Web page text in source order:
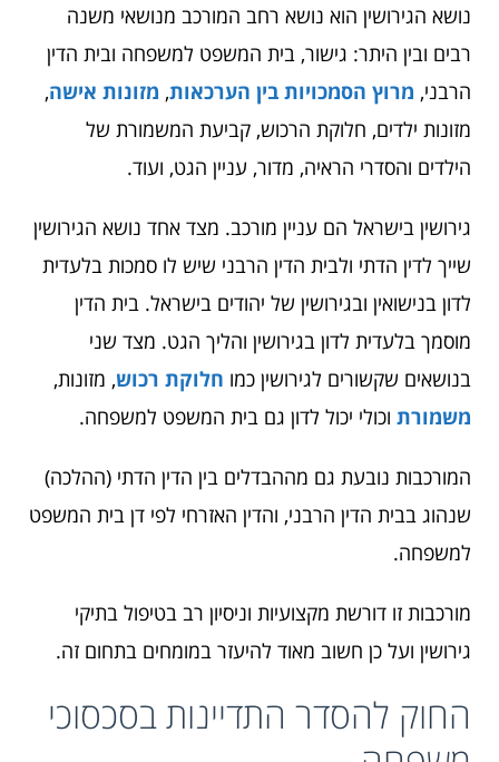
נושא הגירושין הוא נושא רחב המורכב מנושאי משנה
רבים ובין היתר: גישור, בית המשפט למשפחה ובית הדין
הרבני, מרוץ הסמכויות בין הערכאות, מזונות אישה,
מזונות ילדים, חלוקת הרכוש, קביעת המשמורת של
הילדים והסדרי הראיה, מדור, עניין הגט, ועוד.
גירושין בישראל הם עניין מורכב. מצד אחד נושא הגירושין
שייך לדין הדתי ולבית הדין הרבני שיש לו סמכות בלעדית
לדון בנישואין ובגירושין של יהודים בישראל. בית הדין
מוסמך בלעדית לדון בגירושין והליך הגט. מצד שני
בנושאים שקשורים לגירושין כמו חלוקת רכוש, מזונות,
משמורת וכולי יכול לדון גם בית המשפט למשפחה.
המורכבות נובעת גם מההבדלים בין הדין הדתי (ההלכה)
שנהוג בבית הדין הרבני, והדין האזרחי לפי דן בית המשפט
למשפחה.
מורכבות זו דורשת מקצועיות וניסיון רב בטיפול בתיקי
גירושין ועל כן חשוב מאוד להיעזר במומחים בתחום זה.
החוק להסדר התדיינות בסכסוכי